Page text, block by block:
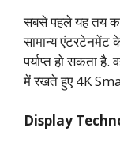
सबसे पहले यह तय
सामान्य एंटरटेनमेंट
पर्याप्त हो सकता है.
में रखते हुए 4K
Display